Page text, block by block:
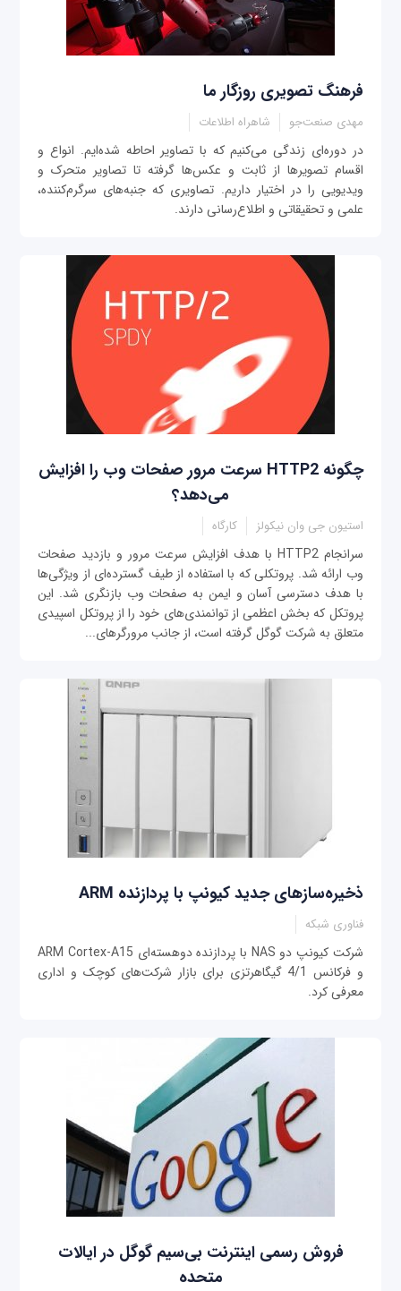
فرهنگ تصویری روزگار ما
مهدی صنعت‌جو شاهراه اطلاعات
در دوره‌ای زندگی می‌کنیم که با تصاویر احاطه شده‌ایم. انواع و
اقسام تصویرها از ثابت و عکس‌ها گرفته تا تصاویر متحرک و
ویدیویی را در اختیار داریم. تصاویری که جنبه‌های سرگرم‌کننده،
علمی و تحقیقاتی و اطلاع‌رسانی دارند.
چگونه HTTP2 سرعت مرور صفحات وب را افزایش
می‌دهد؟
استیون جی وان نیکولز کارگاه
سرانجام HTTP2 با هدف افزایش سرعت مرور و بازدید صفحات
وب ارائه شد. پروتکلی که با استفاده از طیف گسترده‌ای از ویژگی‌ها
با هدف دسترسی آسان و ایمن به صفحات وب بازنگری شد. این
پروتکل که بخش اعظمی از توانمندی‌های خود را از پروتکل اسپیدی
متعلق به شرکت گوگل گرفته است، از جانب مرورگرهای...
ذخیره‌سازهای جدید کیونپ با پردازنده ARM
فناوری شبکه
شرکت کیونپ دو NAS با پردازنده دوهسته‌ای ARM Cortex-A15
و فرکانس 4/1 گیگاهرتزی برای بازار شرکت‌های کوچک و اداری
معرفی کرد.
فروش رسمی اینترنت بی‌سیم گوگل در ایالات
متحده